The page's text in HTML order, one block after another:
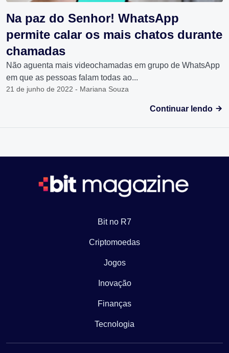
Na paz do Senhor! WhatsApp
permite calar os mais chatos durante
chamadas
Não aguenta mais videochamadas em grupo de WhatsApp
em que as pessoas falam todas ao...
21 de junho de 2022 - Mariana Souza
Continuar lendo
Bit no R7
Criptomoedas
Jogos
Inovação
Finanças
Tecnologia